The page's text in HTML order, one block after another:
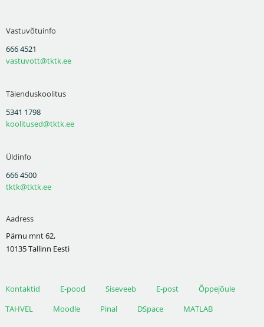
Vastuvõtuinfo
666 4521
vastuvott@tktk.ee
Täienduskoolitus
5341 1798
koolitused@tktk.ee
Üldinfo
666 4500
tktk@tktk.ee
Aadress
Pärnu mnt 62,
10135 Tallinn Eesti
Kontaktid E-pood Siseveeb E-post
Õppejõule
TAHVEL
Moodle Pinal DSpace MATLAB